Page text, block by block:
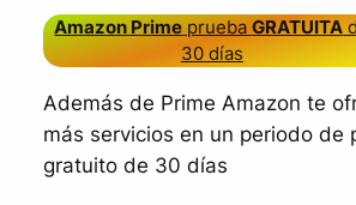
Amazon Prime pruebaGRATUITA
30 días
Además de Prime Amazon te
más servicios en un periodo de
gratuito de 30 días